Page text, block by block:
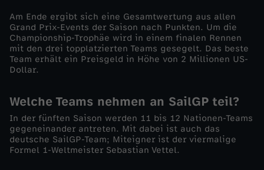
a
i
l
G
P
:
Am Ende ergibt sich eine Gesamtwertung aus allen
Grand Prix-Events der Saison nach Punkten. Um die
Championship-Trophäe wird in einem finalen Rennen
mit den drei topplatzierten Teams gesegelt. Das beste
Team erhält ein Preisgeld in Höhe von 2 Millionen US-
Dollar.
Welche Teams nehmen an SailGP teil?
In der fünften Saison werden 11 bis 12 Nationen-Teams
gegeneinander antreten. Mit dabei ist auch das
deutsche SailGP-Team; Miteigner ist der viermalige
Formel 1-Weltmeister Sebastian Vettel.